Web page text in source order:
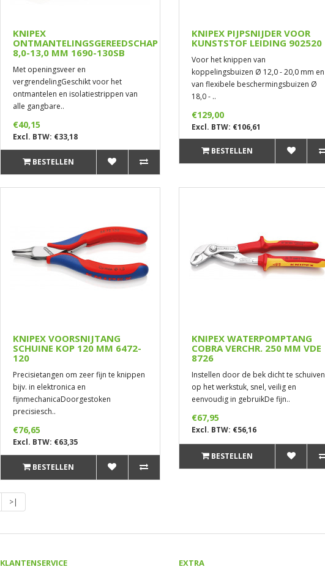
KNIPEX
ONTMANTELINGSGEREEDSCHAP
8,0-13,0 MM 1690-130SB
Met openingsveer en
vergrendelingGeschikt voor het
ontmantelen en isolatiestrippen van
alle gangbare..
€40,15
Excl. BTW: €33,18
BESTELLEN
KNIPEX PIJPSNIJDER VOOR
KUNSTSTOF LEIDING 902520
Voor het knippen van
koppelingsbuizen Ø 12,0 - 20,0 mm en
van flexibele beschermingsbuizen Ø
18,0 - ..
€129,00
Excl. BTW: €106,61
BESTELLEN
KNIPEX VOORSNIJTANG
SCHUINE KOP 120 MM 6472-
120
Precisietangen om zeer fijn te knippen
bijv. in elektronica en
fijnmechanicaDoorgestoken
precisiesch..
€76,65
Excl. BTW: €63,35
BESTELLEN
KNIPEX WATERPOMPTANG
COBRA VERCHR. 250 MM VDE
8726
Instellen door de bek dicht te schuiven
op het werkstuk, snel, veilig en
eenvoudig in gebruikDe fijn..
€67,95
Excl. BTW: €56,16
BESTELLEN
>|
KLANTENSERVICE EXTRA